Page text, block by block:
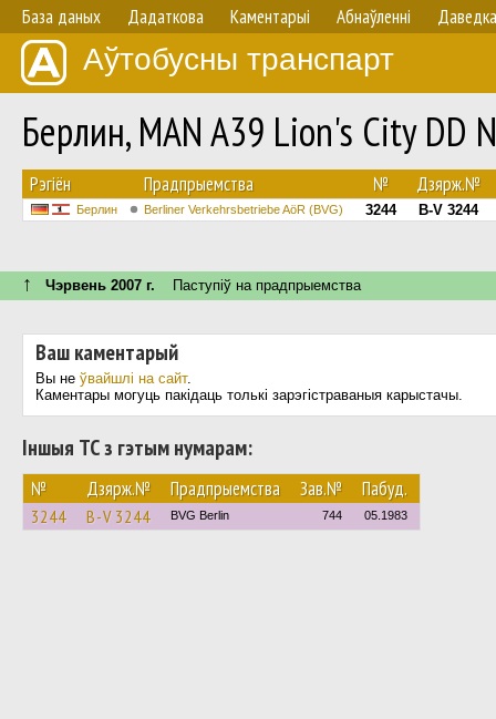
База даных Дадаткова Каментарыі Абнаўленнi Даведка
Аўтобусны транспарт
Берлин, MAN A39 Lion's City
Рэгіён Прадпрыемства № Дзярж.№
Берлин Berliner Verkehrsbetriebe AöR (BVG) 3244 B-V 3244
↑ Чэрвень 2007 г. Паступiў на прадпрыемства
Ваш каментарый
Вы не ўвайшлі на сайт.
Каментары могуць пакідаць толькі зарэгістраваныя карыстачы.
Іншыя ТС з гэтым нумарам:
№ Дзярж.№ Прадпрыемства Зав.№ Пабуд.
3244 B-V 3244 BVG Berlin 744 05.1983